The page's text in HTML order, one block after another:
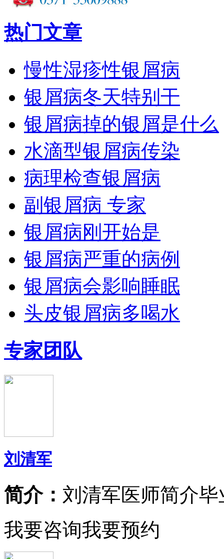
热门文章
慢性湿疹性银屑病
银屑病冬天特别干
银屑病掉的银屑是什么
水滴型银屑病传染
病理检查银屑病
副银屑病 专家
银屑病刚开始是
银屑病严重的病例
银屑病会影响睡眠
头皮银屑病多喝水
专家团队
刘清军
简介： 刘清军医师简介毕
我要咨询我要预约